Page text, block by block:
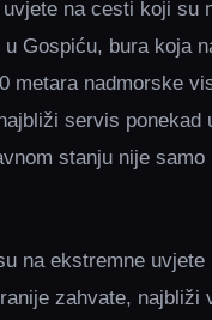
na cesti koji su
Gospiću, bura koja
metara nadmorske
servis ponekad
stanju nije
na ekstremne
zahvate, najbliži